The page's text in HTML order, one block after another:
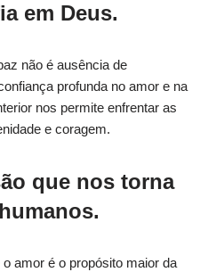
em Deus.
não é ausência de
profunda no amor e na
nos permite enfrentar as
e coragem.
que nos torna
amor é o propósito maior da